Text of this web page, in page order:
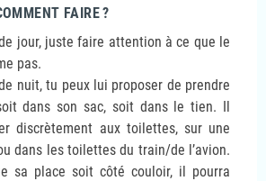
FAIRE?
jour, juste faire attention à ce que le
pas.
nuit, tu peux lui proposer de prendre
dans son sac, soit dans le tien. Il
discrètement aux toilettes, sur une
dans les toilettes du train/de l’avion.
sa place soit côté couloir, il pourra